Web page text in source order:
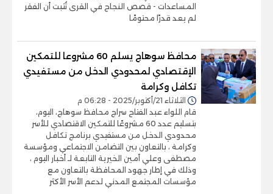
المساعدات - قصص النجاح في القرى تُثبت أن الفقر
لم يعد قدرًا محتومًا
محافظ سوهاج يسلم 60 مشروعا للتمكين
الإقتصادي لمحدودي الدخل من مستفيدي
تكافل وكرامة
الثلاثاء 21/أكتوبر/2025 - 06:28 م
قام اللواء عبد الفتاح سراج محافظ سوهاج، اليوم،
بتسليم عدد 60 مشروعًا للتمكين الاقتصادي للأسر
محدودي الدخل من مستفيدي برنامج تكافل
وكرامة ، بالتعاون بين التضامن الاجتماعي ومؤسسة
مصطفى وعلي أمين الخيرية التابعة لـ أخبار اليوم ،
وذلك في إطار جهود المحافظة بالتعاون مع
مؤسسات المجتمع المدني لدعم الأسر الأكثر